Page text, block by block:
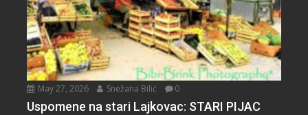
May 27, 2026 Snežana Bilić 0
Uspomene na stari Lajkovac: STARI PIJAC